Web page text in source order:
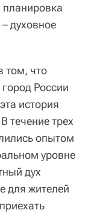
планировка
духовное
том, что
России
история
течение трех
опытом
уровне
дух
для жителей